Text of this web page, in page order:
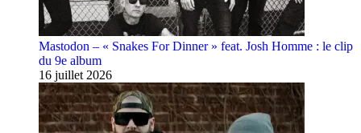
Mastodon – « Snakes For Dinner » feat. Josh Homme : le clip
du 9e album
16 juillet 2026